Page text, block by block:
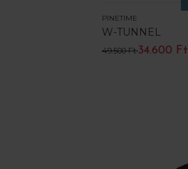
PINETIME
W-TUNNEL
49.500 Ft34.600 Ft